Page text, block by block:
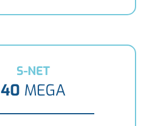
S-NET
40 MEGA